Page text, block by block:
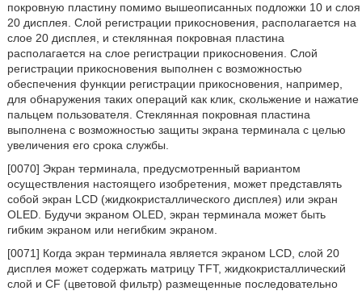
покровную пластину помимо вышеописанных подложки 10 и слоя
20 дисплея. Слой регистрации прикосновения, располагается на
слое 20 дисплея, и стеклянная покровная пластина
располагается на слое регистрации прикосновения. Слой
регистрации прикосновения выполнен с возможностью
обеспечения функции регистрации прикосновения, например,
для обнаружения таких операций как клик, скольжение и нажатие
пальцем пользователя. Стеклянная покровная пластина
выполнена с возможностью защиты экрана терминала с целью
увеличения его срока службы.
[0070] Экран терминала, предусмотренный вариантом
осуществления настоящего изобретения, может представлять
собой экран LCD (жидкокристаллического дисплея) или экран
OLED. Будучи экраном OLED, экран терминала может быть
гибким экраном или негибким экраном.
[0071] Когда экран терминала является экраном LCD, слой 20
дисплея может содержать матрицу TFT, жидкокристаллический
слой и CF (цветовой фильтр) размещенные последовательно